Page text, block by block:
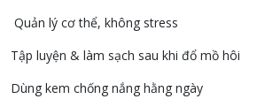
Quản lý cơ thể, không stress
Tập luyện & làm sạch sau khi đổ mồ hôi
Dùng kem chống nắng hằng ngày